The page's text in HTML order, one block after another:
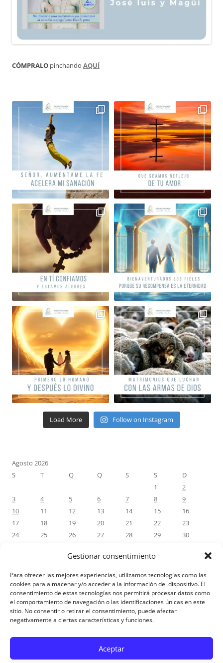
Gestionar consentimiento
Para ofrecer las mejores experiencias, utilizamos tecnologías como las
cookies para almacenar y/o acceder a la información del dispositivo. El
consentimiento de estas tecnologías nos permitirá procesar datos como
el comportamiento de navegación o las identificaciones únicas en este
sitio. No consentir o retirar el consentimiento, puede afectar
negativamente a ciertas características y funciones.
Aceptar
CÓMPRALO pinchando AQUÍ
Load More Follow on Instagram
Agosto 2026
S
T Q Q S S
D
1
2
3
4 5 6 7 8
9
10
11 12 13 14 15
16
17
18 19 20 21 22
23
24
25 26 27 28 29
30
COMENTÁRIOS RECENTES